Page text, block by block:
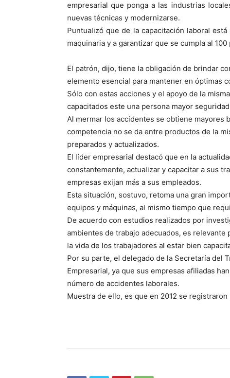
empresarial que ponga a las industrias
nuevas técnicas y modernizarse.
Puntualizó que de la capacitación laboral
maquinaria y a garantizar que se cumpla al
El patrón, dijo, tiene la obligación de brindar
elemento esencial para mantener en óptimas
Sólo con estas acciones y el apoyo de la
capacitados este una persona mayor
Al mermar los accidentes se obtiene mayores
competencia no se da entre productos de la
preparados y actualizados.
El líder empresarial destacó que en la
constantemente, actualizar y capacitar a sus
empresas exijan más a sus empleados.
Esta situación, sostuvo, retoma una gran
equipos y máquinas, al mismo tiempo que
De acuerdo con estudios realizados por
ambientes de trabajo adecuados, es
la vida de los trabajadores al estar bien
Por su parte, el delegado de la Secretaría del
Empresarial, ya que sus empresas afiliadas
número de accidentes laborales.
Muestra de ello, es que en 2012 se